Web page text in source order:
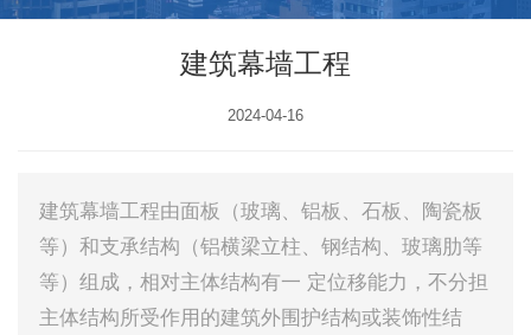
建筑幕墙工程
2024-04-16
建筑幕墙工程由面板（玻璃、铝板、石板、陶瓷板
等）和支承结构（铝横梁立柱、钢结构、玻璃肋等
等）组成，相对主体结构有一 定位移能力，不分担
主体结构所受作用的建筑外围护结构或装饰性结